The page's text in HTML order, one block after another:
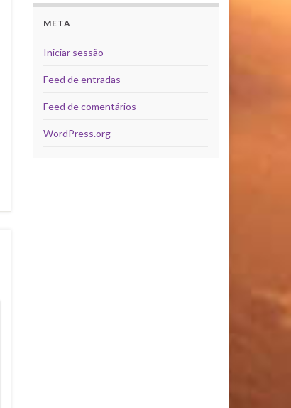
META
Iniciar sessão
Feed de entradas
Feed de comentários
WordPress.org